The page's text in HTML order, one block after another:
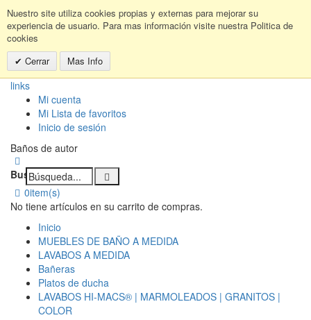
Nuestro site utiliza cookies propias y externas para mejorar su
experiencia de usuario. Para mas información visite nuestra Politica de
cookies
Cerrar
Mas Info
links
Mi cuenta
Mi Lista de favoritos
Inicio de sesión
Baños de autor
Buscar:
0item(s)
No tiene artículos en su carrito de compras.
Inicio
MUEBLES DE BAÑO A MEDIDA
LAVABOS A MEDIDA
Bañeras
Platos de ducha
LAVABOS HI-MACS® | MARMOLEADOS | GRANITOS |
COLOR